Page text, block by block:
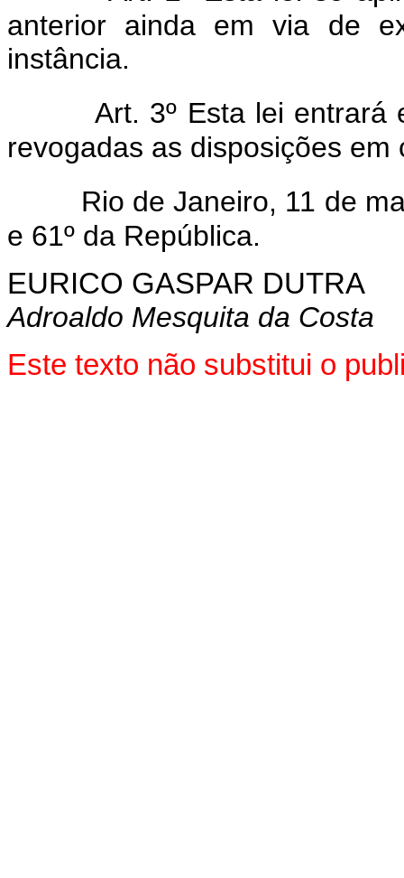
anterior ainda em via de
instância.
Art. 3º Esta lei entrará
revogadas as disposições em
Rio de Janeiro, 11 de
e 61º da República.
EURICO GASPAR DUTRA
Adroaldo Mesquita da Costa
Este texto não substitui o